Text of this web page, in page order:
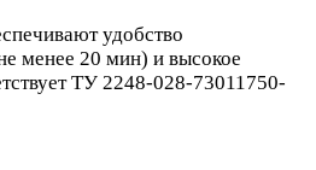
удобство
менее 20 мин) и высокое
ТУ 2248-028-73011750-